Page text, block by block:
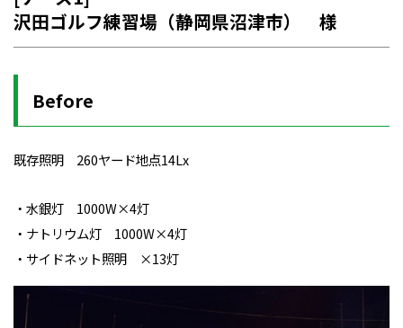
沢田ゴルフ練習場（静岡県沼津市） 様
Before
既存照明 260ヤード地点14Lx
・水銀灯 1000W×4灯
・ナトリウム灯 1000W×4灯
・サイドネット照明 ×13灯